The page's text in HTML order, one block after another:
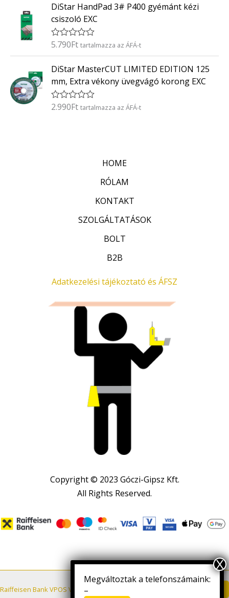
/
5
é
e
l
é
s
:
/
5
DiStar HandPad 3# P400 gyémánt kézi
csiszoló EXC
É
é
e
l
s
5.790Ft tartalmazza az ÁFÁ-t
DiStar MasterCUT LIMITED EDITION 125
mm, Extra vékony üvegvágó korong EXC
É
2.990Ft tartalmazza az ÁFÁ-t
HOME
RÓLAM
KONTAKT
SZOLGÁLTATÁSOK
BOLT
B2B
Adatkezelési tájékoztató és ÁFSZ
Copyright © 2023 Góczi-Gipsz Kft.
All Rights Reserved.
Raiffeisen Bank VPOS VÁSÁRLÓI TÁJÉKOZTATÓ
Megváltoztak a telefonszámaink:
–